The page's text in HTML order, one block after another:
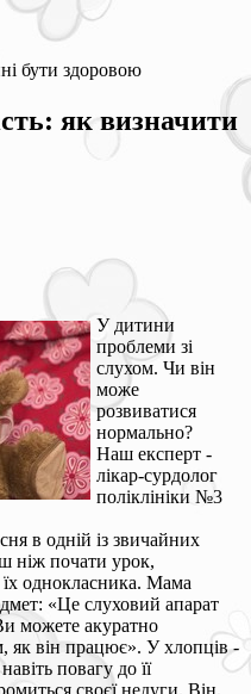
бути здоровою
як визначити
У дитини
проблеми зі
слухом. Чи він
може
розвиватися
нормально?
Наш експерт -
лікар-сурдолог
поліклініки №3
в одній із звичайних
ніж почати урок,
однокласника. Мама
«Це слуховий апарат
можете акуратно
як він працює». У хлопців -
повагу до її
своєї недуги. Він,